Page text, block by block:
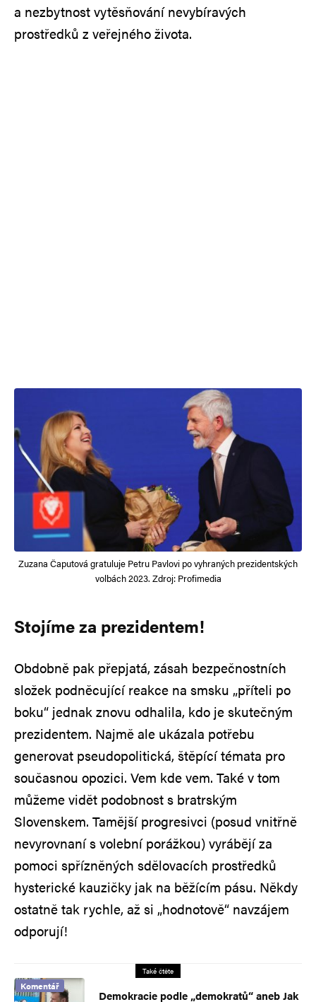
a nezbytnost vytěsňování nevybíravých
prostředků z veřejného života.
Zuzana Čaputová gratuluje Petru Pavlovi po vyhraných prezidentských
volbách 2023. Zdroj: Profimedia
Stojíme za prezidentem!
Obdobně pak přepjatá, zásah bezpečnostních
složek podněcující reakce na smsku „příteli po
boku“ jednak znovu odhalila, kdo je skutečným
prezidentem. Najmě ale ukázala potřebu
generovat pseudopolitická, štěpící témata pro
současnou opozici. Vem kde vem. Také v tom
můžeme vidět podobnost s bratrským
Slovenskem. Tamější progresivci (posud vnitřně
nevyrovnaní s volební porážkou) vyrábějí za
pomoci spřízněných sdělovacích prostředků
hysterické kauzičky jak na běžícím pásu. Někdy
ostatně tak rychle, až si „hodnotově“ navzájem
odporují!
Také čtěte
Komentář
Demokracie podle „demokratů“ aneb Jak